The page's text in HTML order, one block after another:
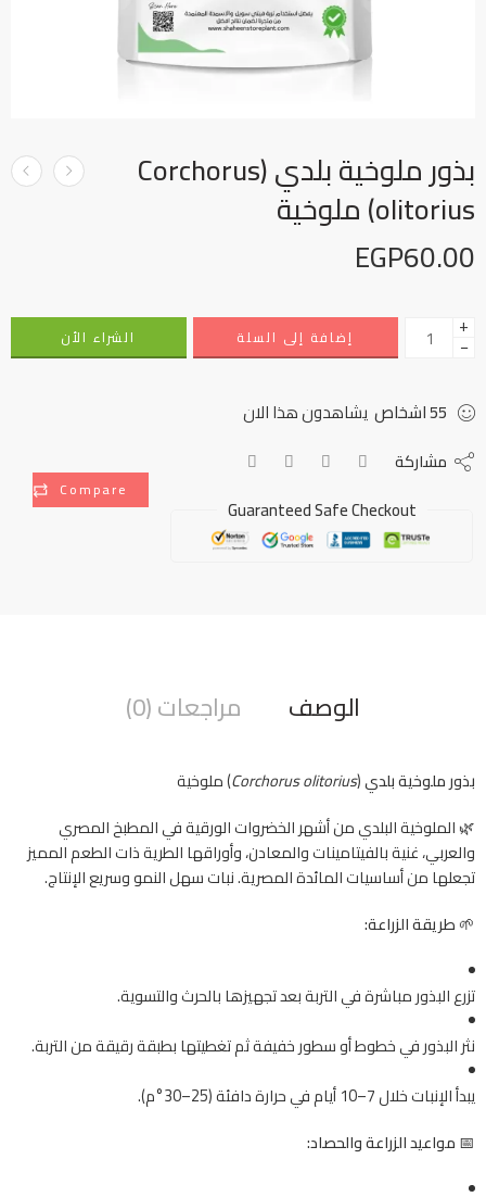
بذور ملوخية بلدي (Corchorus
olitorius) ملوخية
EGP60.00
+
− إضافة إلى السلة الشراء الأن
55اشخاص يشاهدون هذا الان
Compare
مشاركة
Guaranteed Safe Checkout
الوصف مراجعات (0)
بذور ملوخية بلدي(
Corchorus olitorius) ملوخية
🌿 الملوخية البلدي من أشهر الخضروات الورقية في المطبخ المصري
والعربي، غنية بالفيتامينات والمعادن، وأوراقها الطرية ذات الطعم المميز
تجعلها من أساسيات المائدة المصرية. نبات سهل النمو وسريع الإنتاج.
🌱طريقة الزراعة:
تزرع البذور مباشرة في التربة بعد تجهيزها بالحرث والتسوية.
نثر البذور في خطوط أو سطور خفيفة ثم تغطيتها بطبقة رقيقة من التربة.
يبدأ الإنبات خلال 7–10 أيام في حرارة دافئة (25–30°م).
📅مواعيد الزراعة والحصاد: